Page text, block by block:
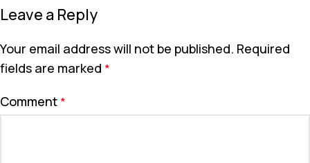
Leave a Reply
Your email address will not be published. Required
fields are marked *
Comment *